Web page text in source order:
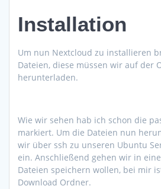
Installation
Um nun Nextcloud zu installieren
Dateien, diese müssen wir auf der
herunterladen.
Wie wir sehen hab ich schon die
markiert. Um die Dateien nun
wir über ssh zu unseren Ubuntu
ein. Anschließend gehen wir in
Dateien speichern wollen, bei mir
Download Ordner.